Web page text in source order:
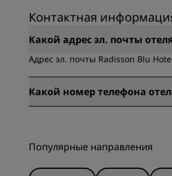
Контактная
Какой адрес эл. почты
Адрес эл. почты Radisson Blu
Какой номер телефона
Популярные направления